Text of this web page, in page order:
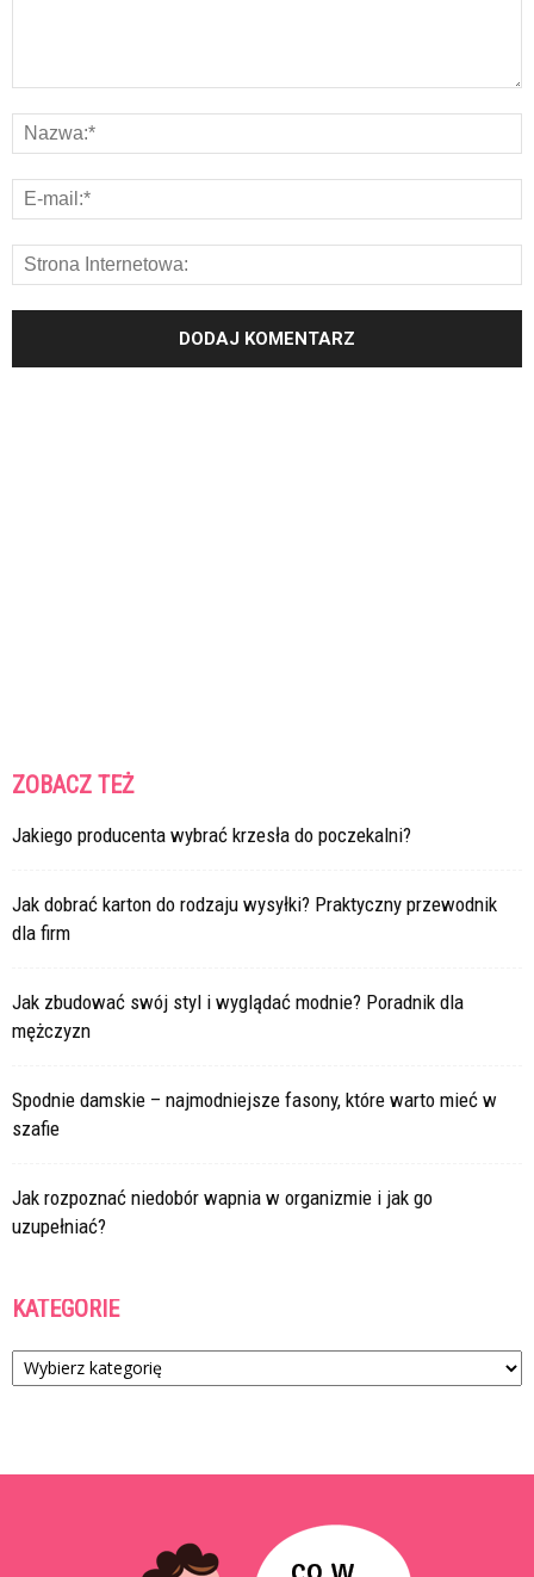
ZOBACZ TEŻ
Jakiego producenta wybrać krzesła do poczekalni?
Jak dobrać karton do rodzaju wysyłki? Praktyczny przewodnik
dla firm
Jak zbudować swój styl i wyglądać modnie? Poradnik dla
mężczyzn
Spodnie damskie – najmodniejsze fasony, które warto mieć w
szafie
Jak rozpoznać niedobór wapnia w organizmie i jak go
uzupełniać?
KATEGORIE
Kategorie